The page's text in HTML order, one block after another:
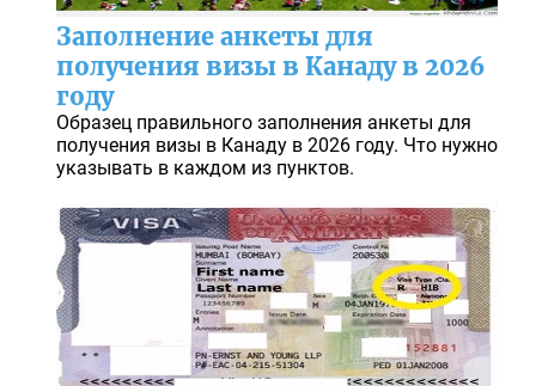
Заполнение анкеты для
получения визы в Канаду в 2026
году
Образец правильного заполнения анкеты для
получения визы в Канаду в 2026 году. Что нужно
указывать в каждом из пунктов.